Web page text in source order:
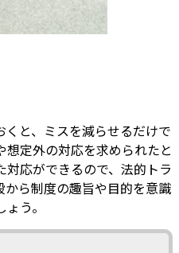
と、ミスを減らせるだけで
定外の対応を求められたと
応ができるので、法的トラ
ら制度の趣旨や目的を意識
う。